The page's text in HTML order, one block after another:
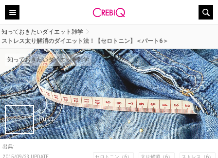
知っておきたいダイエット雑学
ストレス太り解消のダイエット法！【セロトニン】＜パート6＞
知っておきたいダイエット雑学
RuRu
出典:
2015/09/23 UPDATE セロトニン（6） 太り解消（6） ストレス（6）